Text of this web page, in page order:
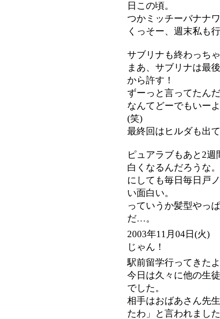
日この頃。
つかミッチーバナナ
くっそー、週末私も
サブリナも終わっち
まあ、サブリナは最
から許す！
ずーっと言ってたん
なんてどーでもいー
(笑)
最終回はヒルダも出
ピュアラブもあと2
白くなるんだろうな。
にしても毎日毎日戸
い面白い。
っていうか髪型やっ
だ…。
2003年11月04日(火)
じゃん！
駅前留学行ってきた
今日は久々に他の生
でした。
相手はおばあさん先
たわ」と言われまし